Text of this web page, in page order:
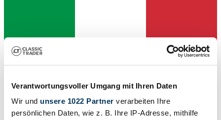
Verantwortungsvoller Umgang mit Ihren Daten
Wir und unsere 1022 Partner verarbeiten Ihre
persönlichen Daten, wie z. B. Ihre IP-Adresse, mithilfe
Dealer